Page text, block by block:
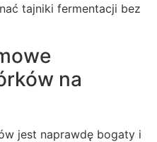
tajniki fermentacji bez
na
jest naprawdę bogaty i